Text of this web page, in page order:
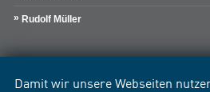
Damit wir unsere Webseiten
Rudolf Müller